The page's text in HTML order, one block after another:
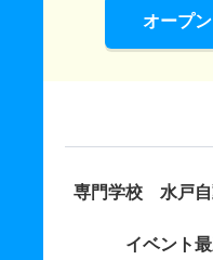
オープ
専門学校 水戸自
イベント